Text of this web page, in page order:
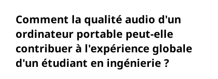
Comment la qualité audio d'un
ordinateur portable peut-elle
contribuer à l'expérience globale
d'un étudiant en ingénierie ?